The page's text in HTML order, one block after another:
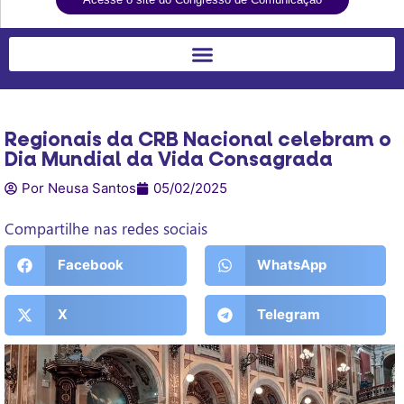
Regionais da CRB Nacional celebram o
Dia Mundial da Vida Consagrada
Por Neusa Santos 05/02/2025
Compartilhe nas redes sociais
Facebook WhatsApp
X Telegram